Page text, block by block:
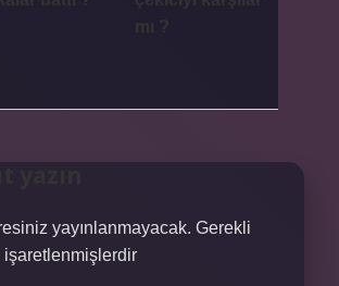
yayınlanmayacak. Gerekli
işaretlenmişlerdir